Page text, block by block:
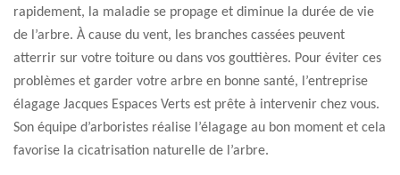
rapidement, la maladie se propage et diminue la durée de vie
de l’arbre. À cause du vent, les branches cassées peuvent
atterrir sur votre toiture ou dans vos gouttières. Pour éviter ces
problèmes et garder votre arbre en bonne santé, l’entreprise
élagage Jacques Espaces Verts est prête à intervenir chez vous.
Son équipe d’arboristes réalise l’élagage au bon moment et cela
favorise la cicatrisation naturelle de l’arbre.